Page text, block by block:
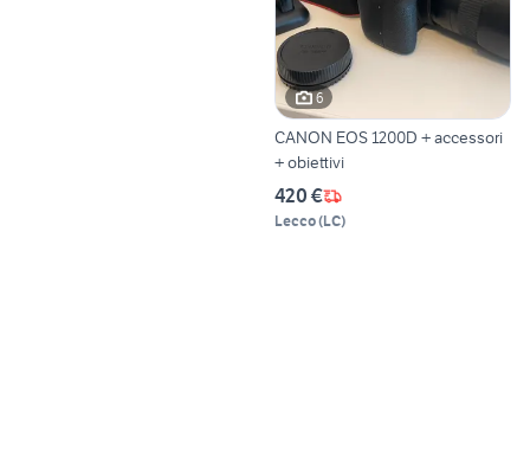
6
CANON EOS 1200D + accessori
+ obiettivi
420 €
Lecco(LC)